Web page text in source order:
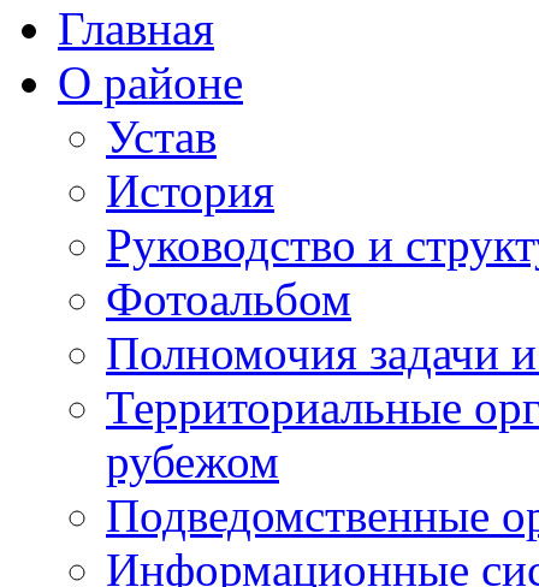
Главная
О районе
Устав
История
Руководство и
Фотоальбом
Полномочия задачи
Территориальные
рубежом
Подведомственные
Информационные